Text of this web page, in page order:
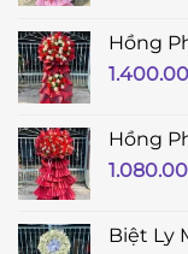
Hồng
Hồng
Biệt Ly